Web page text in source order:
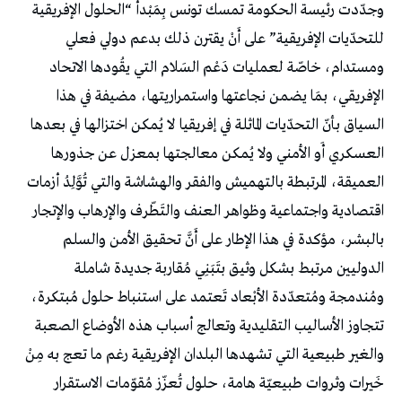
وجدّدت رئيسة الحكومة تمسك تونس بِمَبْدأ “الحلول الإفريقية
للتحدّيات الإفريقية” على أَنْ يقترن ذلك بدعم دولي فعلي
ومستدام، خاصّة لعمليات دَعْم السَلام التي يقُودها الاتحاد
الإفريقي، بمَا يضمن نجاعتها واستمراريتها، مضيفة في هذا
السياق بأنّ التحدّيات الماثلة في إفريقيا لا يُمكن اختزالها في بعدها
العسكري أَو الأمني ولا يُمكن معالجتها بمعزل عن جذورها
العميقة، المرتبطة بالتهميش والفقر والهشاشة والتي تُوَّلِدُ أزمات
اقتصادية واجتماعية وظواهر العنف والتَطّرف والإرهاب والإتجار
بالبشر، مؤكدة في هذا الإطار على أَنَّ تحقيق الأمن والسلم
الدوليين مرتبط بشكل وثيق بتَبَنِي مُقاربة جديدة شاملة
ومُندمجة ومُتعدّدة الأبْعاد تَعتمد على استنباط حلول مُبتكرة،
تتجاوز الأساليب التقليدية وتعالج أسباب هذه الأوضاع الصعبة
والغير طبيعية التي تشهدها البلدان الإفريقية رغم ما تعج به مِنْ
خَيرات وثروات طبيعيّة هامة، حلول تُعزّز مُقوّمات الاستقرار